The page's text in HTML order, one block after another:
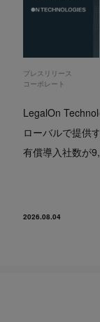
プレスリリース
コーポレート
LegalOn
ローバルで提供
有償導入社数が
2026.08.04